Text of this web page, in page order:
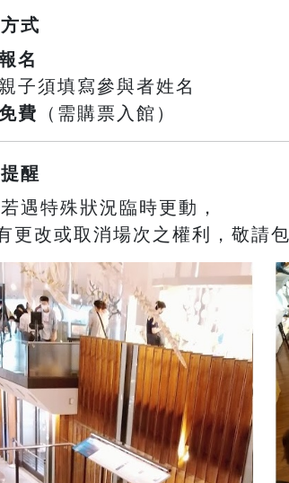
式
名
子須填寫參與者姓名
費 （需購票入館）
醒
遇特殊狀況臨時更動，
更改或取消場次之權利，敬請包